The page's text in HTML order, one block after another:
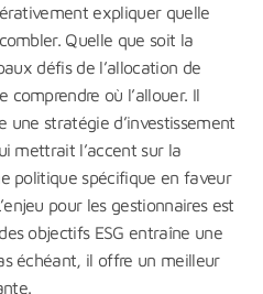
expliquer quelle
Quelle que soit la
défis de l’allocation de
où l’allouer. Il
une stratégie d’investissement
mettrait l’accent sur la
politique spécifique en faveur
pour les gestionnaires est
objectifs ESG entraîne une
échéant, il offre un meilleur